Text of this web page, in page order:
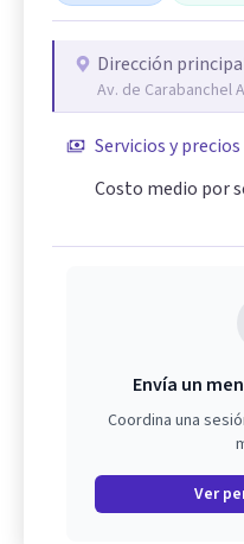
Dirección
Av. de Carabanchel
Servicios y precios
Costo medio por
Envía un
Coordina una
Ver